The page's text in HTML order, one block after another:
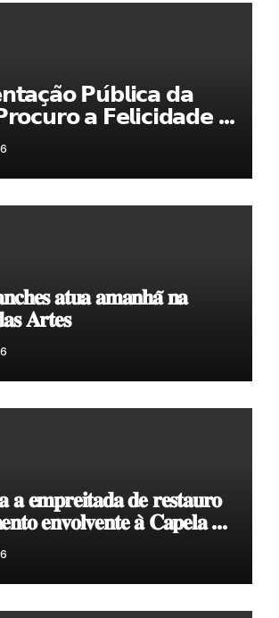
𝗣𝘂́𝗯𝗹𝗶𝗰𝗮 𝗱𝗮
𝗮 𝗙𝗲𝗹𝗶𝗰𝗶𝗱𝗮𝗱𝗲 𝗲
𝗰𝗼𝗺𝗶𝗴𝗼”
𝐚𝐭𝐮𝐚 𝐚𝐦𝐚𝐧𝐡𝐚̃ 𝐧𝐚
𝐀𝐫𝐭𝐞𝐬
𝐚 𝐞𝐦𝐩𝐫𝐞𝐢𝐭𝐚𝐝𝐚 𝐝𝐞 𝐫𝐞𝐬𝐭𝐚𝐮𝐫𝐨
𝐞𝐧𝐯𝐨𝐥𝐯𝐞𝐧𝐭𝐞 𝐚̀ 𝐂𝐚𝐩𝐞𝐥𝐚 𝐝𝐞